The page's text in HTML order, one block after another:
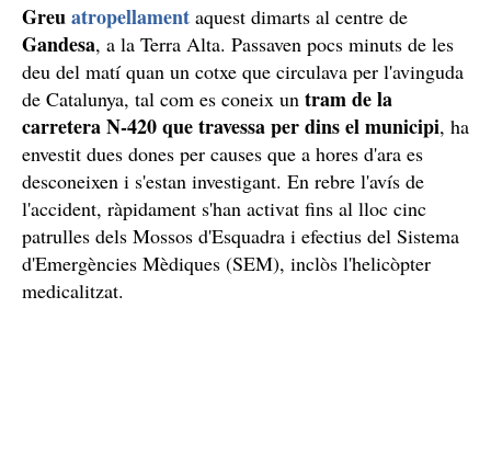
Greuatropellament aquest dimarts al centre de
Gandesa, a la Terra Alta. Passaven pocs minuts de les
deu del matí quan un cotxe que circulava per l'avinguda
de Catalunya, tal com es coneix un tram de la
carretera N-420 que travessa per dins el municipi, ha
envestit dues dones per causes que a hores d'ara es
desconeixen i s'estan investigant. En rebre l'avís de
l'accident, ràpidament s'han activat fins al lloc cinc
patrulles dels Mossos d'Esquadra i efectius del Sistema
d'Emergències Mèdiques (SEM), inclòs l'helicòpter
medicalitzat.